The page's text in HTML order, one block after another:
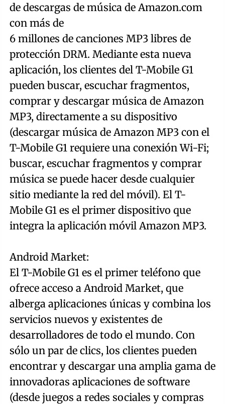
de descargas de música de Amazon.com
con más de
6 millones de canciones MP3 libres de
protección DRM. Mediante esta nueva
aplicación, los clientes del T-Mobile G1
pueden buscar, escuchar fragmentos,
comprar y descargar música de Amazon
MP3, directamente a su dispositivo
(descargar música de Amazon MP3 con el
T-Mobile G1 requiere una conexión Wi-Fi;
buscar, escuchar fragmentos y comprar
música se puede hacer desde cualquier
sitio mediante la red del móvil). El T-
Mobile G1 es el primer dispositivo que
integra la aplicación móvil Amazon MP3.
Android Market:
El T-Mobile G1 es el primer teléfono que
ofrece acceso a Android Market, que
alberga aplicaciones únicas y combina los
servicios nuevos y existentes de
desarrolladores de todo el mundo. Con
sólo un par de clics, los clientes pueden
encontrar y descargar una amplia gama de
innovadoras aplicaciones de software
(desde juegos a redes sociales y compras